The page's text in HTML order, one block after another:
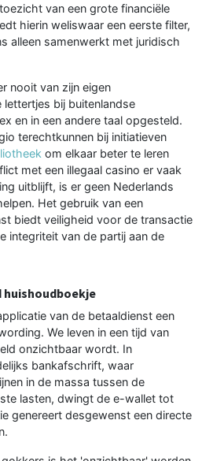
van een grote financiële
hierin weliswaar een eerste filter,
alleen samenwerkt met juridisch
nooit van zijn eigen
bij buitenlandse
en in een andere taal opgesteld.
terechtkunnen bij initiatieven
om elkaar beter te leren
met een illegaal casino er vaak
uitblijft, is er geen Nederlands
Het gebruik van een
biedt veiligheid voor de transactie
integriteit van de partij aan de
huishoudboekje
van de betaaldienst een
We leven in een tijd van
onzichtbaar wordt. In
bankafschrift, waar
in de massa tussen de
lasten, dwingt de e-wallet tot
genereert desgewenst een directe